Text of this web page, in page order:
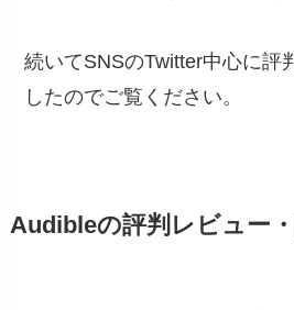
続いてSNSのTwitter中心に評
したのでご覧ください。
Audibleの評判レビュー